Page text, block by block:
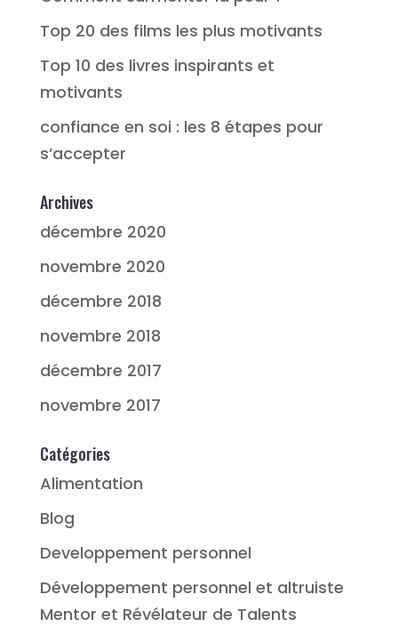
Top 20 des films les plus motivants
Top 10 des livres inspirants et
motivants
confiance en soi : les 8 étapes pour
s’accepter
Archives
décembre 2020
novembre 2020
décembre 2018
novembre 2018
décembre 2017
novembre 2017
Catégories
Alimentation
Blog
Developpement personnel
Développement personnel et altruiste
Mentor et Révélateur de Talents